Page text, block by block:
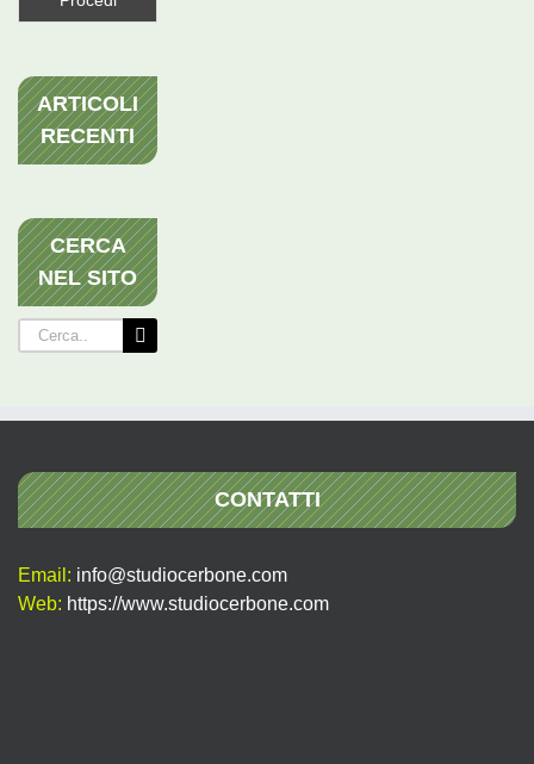
ARTICOLI
RECENTI
CERCA
NEL SITO
Cerca
per:
CONTATTI
Email: info@studiocerbone.com
Web: https://www.studiocerbone.com